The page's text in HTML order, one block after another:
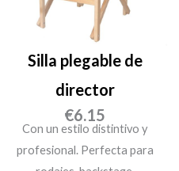
Silla plegable de
director
€6.15
Con un estilo distintivo y
profesional. Perfecta para